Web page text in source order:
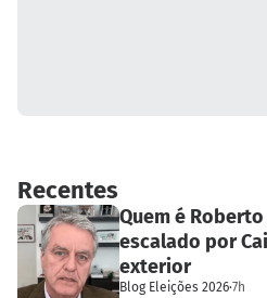
Recentes
Quem é Roberto
escalado por
exterior
Blog Eleições 2026·7h